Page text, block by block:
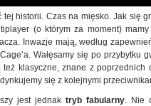
tej historii. Czas na mięsko. Jak się
(o którym za moment)
Inwazje mają, według
Wałęsamy się po przybytku
też klasyczne, znane z poprzednich
się z kolejnymi
jest jednak tryb fabularny . Nie